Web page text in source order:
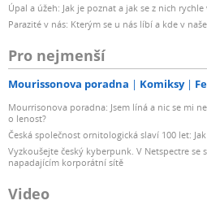
Úpal a úžeh: Jak je poznat a jak se z nich
Parazité v nás: Kterým se u nás líbí a kde v
Pro nejmenší
Mourissonova poradna Komiksy
Mourrisonova poradna: Jsem líná a nic se mi
o lenost?
Česká společnost ornitologická slaví 100 let:
Vyzkoušejte český kyberpunk. V Netspectre se
napadajícím korporátní sítě
Video